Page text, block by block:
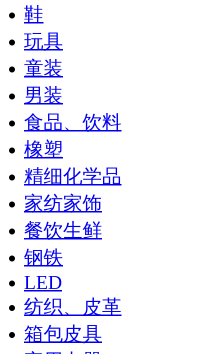
鞋
玩具
童装
男装
食品、饮料
橡塑
精细化学品
家纺家饰
餐饮生鲜
钢铁
LED
纺织、皮革
箱包皮具